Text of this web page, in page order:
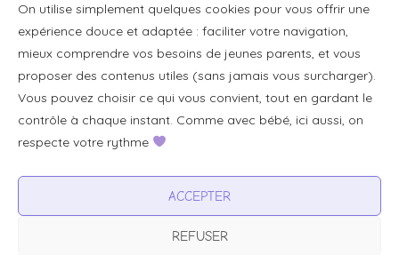
On utilise simplement quelques cookies pour vous offrir une
expérience douce et adaptée : faciliter votre navigation,
mieux comprendre vos besoins de jeunes parents, et vous
proposer des contenus utiles (sans jamais vous surcharger).
Vous pouvez choisir ce qui vous convient, tout en gardant le
contrôle à chaque instant. Comme avec bébé, ici aussi, on
respecte votre rythme
ACCEPTER
REFUSER
À propos
Plan du site
Tous les articles
Professionnels & partenariats
Visibilité pour votre marque